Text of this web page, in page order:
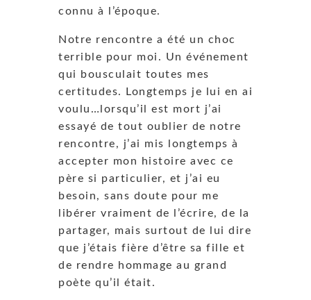
connu à l’époque.
Notre rencontre a été un choc
terrible pour moi. Un événement
qui bousculait toutes mes
certitudes. Longtemps je lui en ai
voulu…lorsqu’il est mort j’ai
essayé de tout oublier de notre
rencontre, j’ai mis longtemps à
accepter mon histoire avec ce
père si particulier, et j’ai eu
besoin, sans doute pour me
libérer vraiment de l’écrire, de la
partager, mais surtout de lui dire
que j’étais fière d’être sa fille et
de rendre hommage au grand
poète qu’il était.